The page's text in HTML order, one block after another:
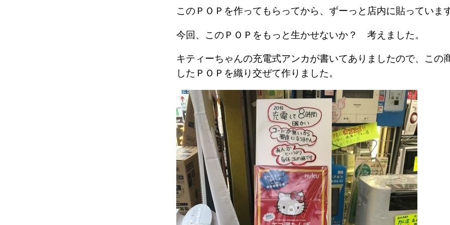
このＰＯＰを作ってもらってから、ずーっと店内に貼っていま
今回、このＰＯＰをもっと生かせないか？ 考えました。
キティーちゃんの充電式アンカが書いてありましたので、この
したＰＯＰを織り交ぜて作りました。